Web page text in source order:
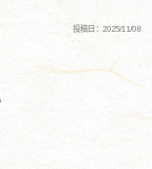
投稿日：2025/11/08